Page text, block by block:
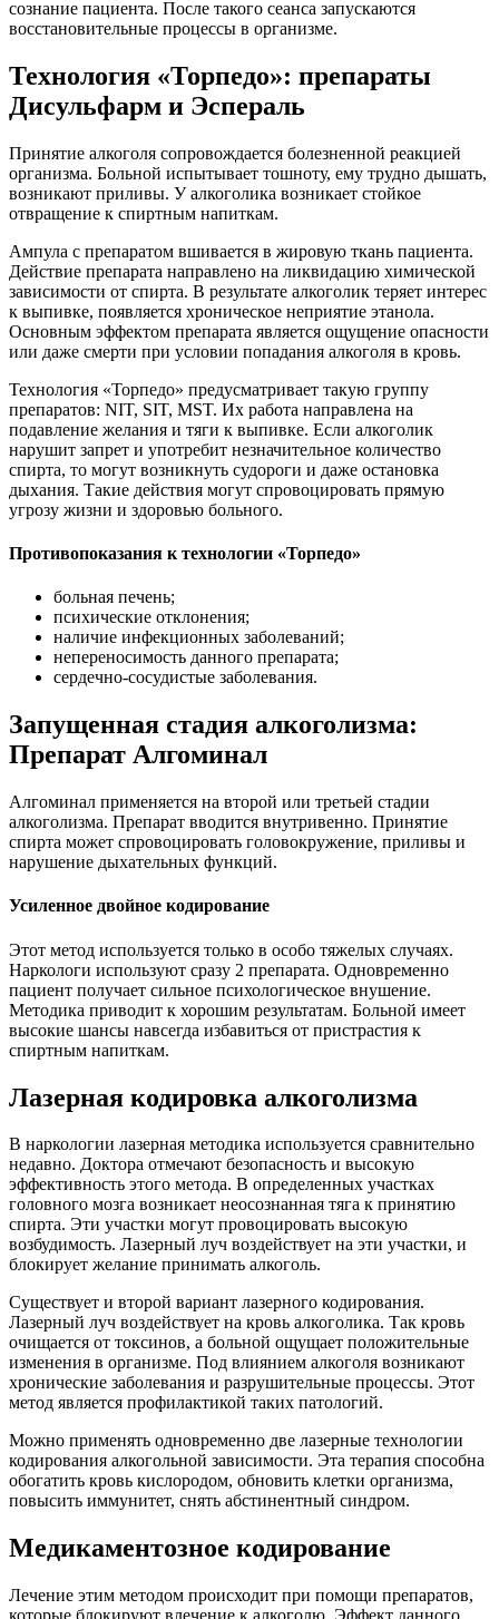
сознание пациента. После такого сеанса запускаются
восстановительные процессы в организме.
Технология «Торпедо»: препараты
Дисульфарм и Эспераль
Принятие алкоголя сопровождается болезненной реакцией
организма. Больной испытывает тошноту, ему трудно дышать,
возникают приливы. У алкоголика возникает стойкое
отвращение к спиртным напиткам.
Ампула с препаратом вшивается в жировую ткань пациента.
Действие препарата направлено на ликвидацию химической
зависимости от спирта. В результате алкоголик теряет интерес
к выпивке, появляется хроническое неприятие этанола.
Основным эффектом препарата является ощущение опасности
или даже смерти при условии попадания алкоголя в кровь.
Технология «Торпедо» предусматривает такую группу
препаратов: NIT, SIT, MST. Их работа направлена на
подавление желания и тяги к выпивке. Если алкоголик
нарушит запрет и употребит незначительное количество
спирта, то могут возникнуть судороги и даже остановка
дыхания. Такие действия могут спровоцировать прямую
угрозу жизни и здоровью больного.
Противопоказания к технологии «Торпедо»
больная печень;
психические отклонения;
наличие инфекционных заболеваний;
непереносимость данного препарата;
сердечно-сосудистые заболевания.
Запущенная стадия алкоголизма:
Препарат Алгоминал
Алгоминал применяется на второй или третьей стадии
алкоголизма. Препарат вводится внутривенно. Принятие
спирта может спровоцировать головокружение, приливы и
нарушение дыхательных функций.
Усиленное двойное кодирование
Этот метод используется только в особо тяжелых случаях.
Наркологи используют сразу 2 препарата. Одновременно
пациент получает сильное психологическое внушение.
Методика приводит к хорошим результатам. Больной имеет
высокие шансы навсегда избавиться от пристрастия к
спиртным напиткам.
Лазерная кодировка алкоголизма
В наркологии лазерная методика используется сравнительно
недавно. Доктора отмечают безопасность и высокую
эффективность этого метода. В определенных участках
головного мозга возникает неосознанная тяга к принятию
спирта. Эти участки могут провоцировать высокую
возбудимость. Лазерный луч воздействует на эти участки, и
блокирует желание принимать алкоголь.
Существует и второй вариант лазерного кодирования.
Лазерный луч воздействует на кровь алкоголика. Так кровь
очищается от токсинов, а больной ощущает положительные
изменения в организме. Под влиянием алкоголя возникают
хронические заболевания и разрушительные процессы. Этот
метод является профилактикой таких патологий.
Можно применять одновременно две лазерные технологии
кодирования алкогольной зависимости. Эта терапия способна
обогатить кровь кислородом, обновить клетки организма,
повысить иммунитет, снять абстинентный синдром.
Медикаментозное кодирование
Лечение этим методом происходит при помощи препаратов,